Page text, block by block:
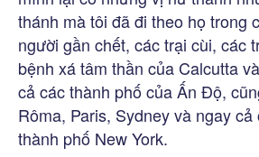
thánh mà tôi đã đi theo họ trong
người gần chết, các trại cùi, các
bệnh xá tâm thần của Calcutta
cả các thành phố của Ấn Độ,
Rôma, Paris, Sydney và ngay
thành phố New York.